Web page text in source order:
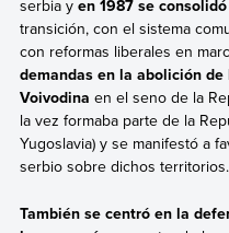
serbia y en 1987 se
transición, con el sistema
con reformas liberales en
demandas en la abolición
Voivodina en el seno de la
la vez formaba parte de la
Yugoslavia) y se manifestó a
serbio sobre dichos territorios.
También se centró en la